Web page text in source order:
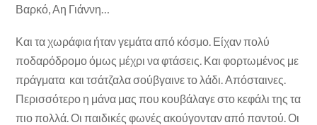
Βαρκό, Αη Γιάννη…
Και τα χωράφια ήταν γεμάτα από κόσμο. Είχαν πολύ
ποδαρόδρομο όμως μέχρι να φτάσεις. Και φορτωμένος με
πράγματα και τσάτζαλα σούβγαινε το λάδι. Απόσταινες.
Περισσότερο η μάνα μας που κουβάλαγε στο κεφάλι της τα
πιο πολλά. Οι παιδικές φωνές ακούγονταν από παντού. Οι